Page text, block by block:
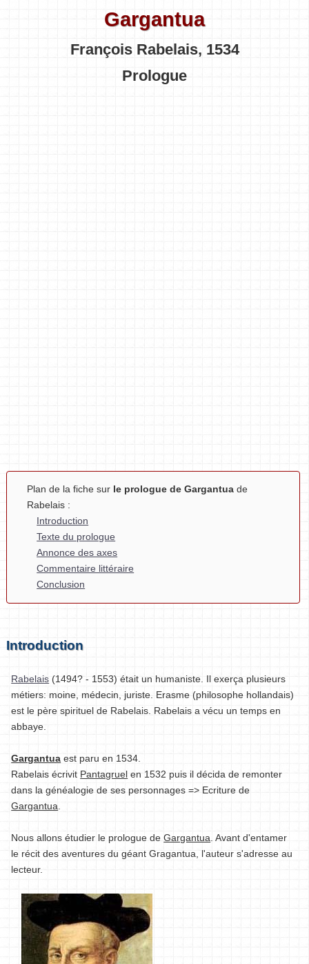
Gargantua
François Rabelais, 1534
Prologue
Plan de la fiche sur le prologue de Gargantuade
Rabelais :
Introduction
Texte du prologue
Annonce des axes
Commentaire littéraire
Conclusion
Introduction
Rabelais (1494? - 1553) était un humaniste. Il exerça plusieurs
métiers: moine, médecin, juriste. Erasme (philosophe hollandais)
est le père spirituel de Rabelais. Rabelais a vécu un temps en
abbaye.
Gargantua est paru en 1534.
Rabelais écrivit Pantagruel en 1532 puis il décida de remonter
dans la généalogie de ses personnages => Ecriture de
Gargantua
Nous allons étudier le prologue deGargantua . Avant d'entamer
le récit des aventures du géant Gragantua, l'auteur s'adresse au
lecteur.